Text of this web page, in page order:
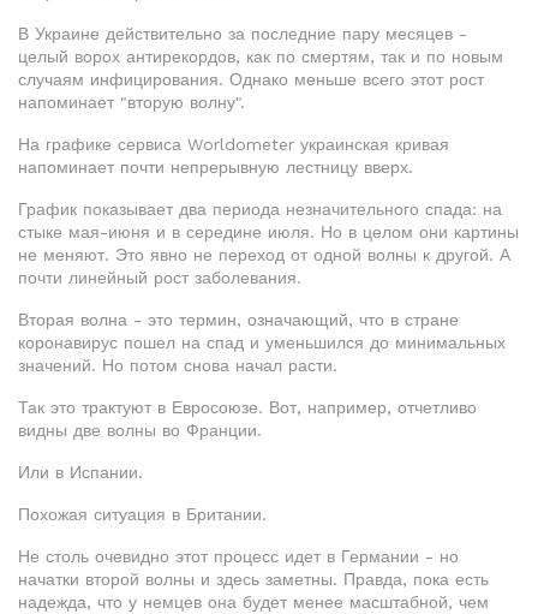
В Украине действительно за последние пару месяцев -
целый ворох антирекордов, как по смертям, так и по новым
случаям инфицирования. Однако меньше всего этот рост
напоминает "вторую волну".
На графике сервиса Worldometer украинская кривая
напоминает почти непрерывную лестницу вверх.
График показывает два периода незначительного спада: на
стыке мая-июня и в середине июля. Но в целом они картины
не меняют. Это явно не переход от одной волны к другой. А
почти линейный рост заболевания.
Вторая волна - это термин, означающий, что в стране
коронавирус пошел на спад и уменьшился до минимальных
значений. Но потом снова начал расти.
Так это трактуют в Евросоюзе. Вот, например, отчетливо
видны две волны во Франции.
Или в Испании.
Похожая ситуация в Британии.
Не столь очевидно этот процесс идет в Германии - но
начатки второй волны и здесь заметны. Правда, пока есть
надежда, что у немцев она будет менее масштабной, чем